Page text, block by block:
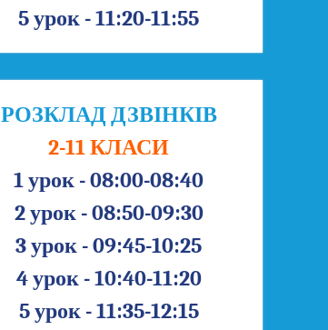
5 урок - 11:20-11:55
РОЗКЛАД ДЗВІНКІВ
2-11 КЛАСИ
1 урок - 08:00-08:40
2 урок - 08:50-09:30
3 урок - 09:45-10:25
4 урок - 10:40-11:20
5 урок - 11:35-12:15